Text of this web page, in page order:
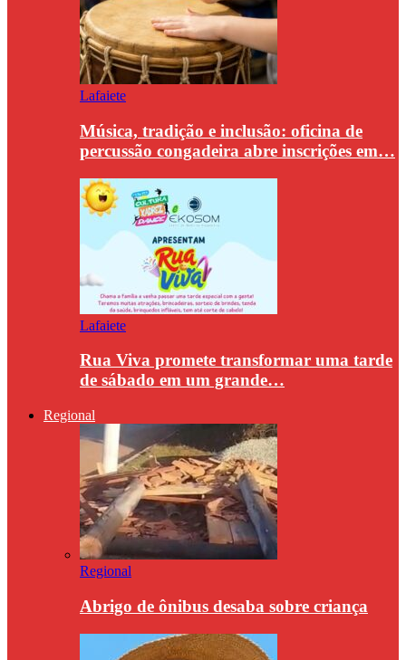
Lafaiete
Música, tradição e inclusão: oficina de
percussão congadeira abre inscrições em…
Lafaiete
Rua Viva promete transformar uma tarde
de sábado em um grande…
Regional
Regional
Abrigo de ônibus desaba sobre criança